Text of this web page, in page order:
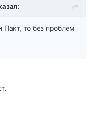
Пакт, то без проблем